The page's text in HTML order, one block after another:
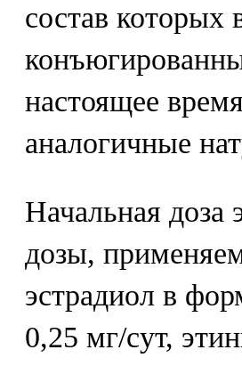
состав которых
настоящее
аналогичные
Начальная доза
дозы,
эстрадиол в
0,25 мг/сут,